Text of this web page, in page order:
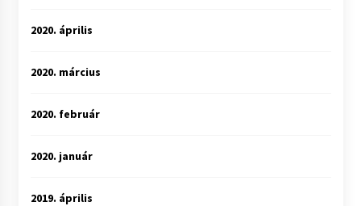
2020. április
2020. március
2020. február
2020. január
2019. április